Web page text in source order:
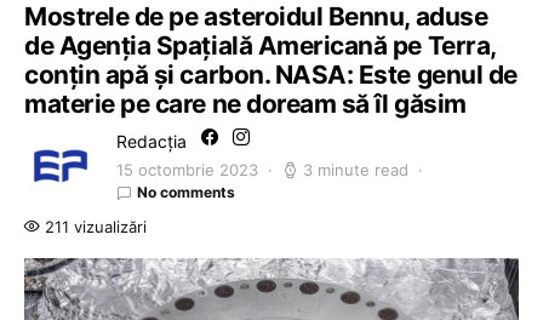
Mostrele de pe asteroidul Bennu, aduse
de Agenția Spațială Americană pe Terra,
conțin apă și carbon. NASA: Este genul de
materie pe care ne doream să îl găsim
Redacția
15 octombrie 2023 3 minute read
No comments
211 vizualizări